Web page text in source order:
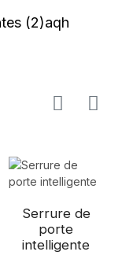
Serrure de
porte
intelligente